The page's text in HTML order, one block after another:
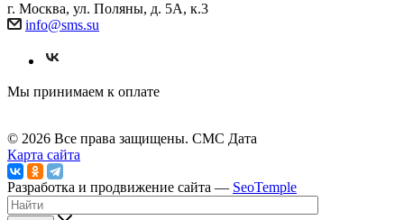
г. Москва, ул. Поляны, д. 5А, к.3
info@sms.su
Мы принимаем к оплате
© 2026 Все права защищены. СМС Дата
Карта сайта
Разработка и продвижение сайта — SeoTemple